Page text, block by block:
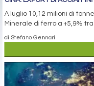
A luglio 10,12 milioni di
Minerale di ferro a +5,9%
di Stefano Gennari